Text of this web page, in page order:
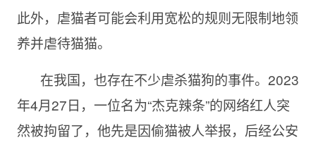
此外，虐猫者可能会利用宽松的规则无限制地领
养并虐待猫猫。
在我国，也存在不少虐杀猫狗的事件。2023
年4月27日，一位名为“杰克辣条”的网络红人突
然被拘留了，他先是因偷猫被人举报，后经公安